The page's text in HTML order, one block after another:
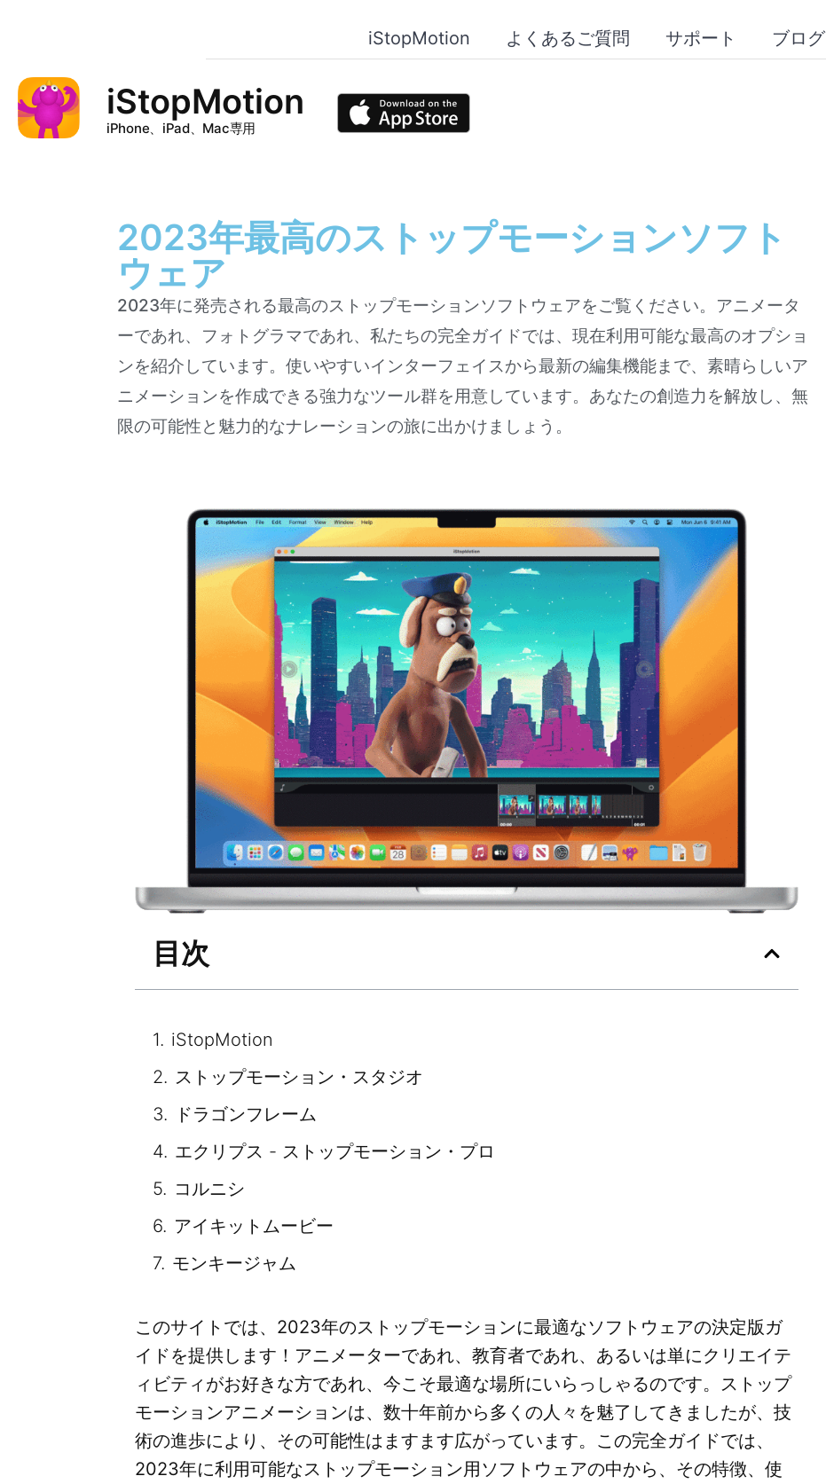
iStopMotion よくあるご質問 サポート ブログ
iStopMotion
iPhone、iPad、Mac専用
2023年最高のストップモーションソフト
ウェア
2023年に発売される最高のストップモーションソフトウェアをご覧ください。アニメータ
ーであれ、フォトグラマであれ、私たちの完全ガイドでは、現在利用可能な最高のオプショ
ンを紹介しています。使いやすいインターフェイスから最新の編集機能まで、素晴らしいア
ニメーションを作成できる強力なツール群を用意しています。あなたの創造力を解放し、無
限の可能性と魅力的なナレーションの旅に出かけましょう。
目次
iStopMotion
ストップモーション・スタジオ
ドラゴンフレーム
エクリプス - ストップモーション・プロ
コルニシ
アイキットムービー
モンキージャム
このサイトでは、2023年のストップモーションに最適なソフトウェアの決定版ガ
イドを提供します！アニメーターであれ、教育者であれ、あるいは単にクリエイテ
ィビティがお好きな方であれ、今こそ最適な場所にいらっしゃるのです。ストップ
モーションアニメーションは、数十年前から多くの人々を魅了してきましたが、技
術の進歩により、その可能性はますます広がっています。この完全ガイドでは、
2023年に利用可能なストップモーション用ソフトウェアの中から、その特徴、使